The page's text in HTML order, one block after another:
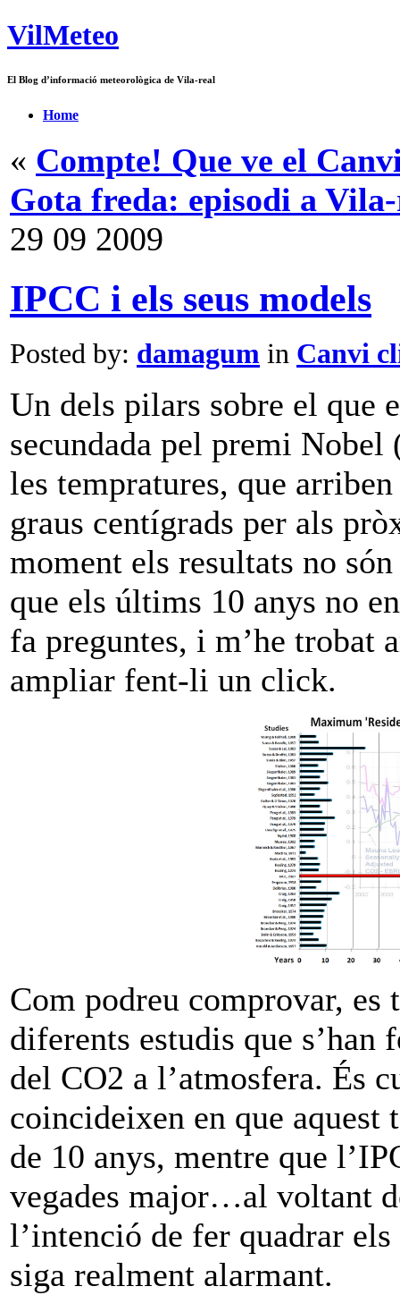
VilMeteo
El Blog d’informació meteorològica de Vila-real
Home
« Compte! Que ve el
Gota freda: episodi a
29 09 2009
IPCC i els seus models
Posted by: damagum in Canvi
Un dels pilars sobre el que
secundada pel premi
les tempratures, que
graus centígrads per als
moment els resultats no
que els últims 10 anys no
fa preguntes, i m’he trobat
ampliar fent-li un click.
Com podreu comprovar, es
diferents estudis que s’han
del CO2 a l’atmosfera. És
coincideixen en que
de 10 anys, mentre que
vegades major…al voltant
l’intenció de fer quadrar
siga realment alarmant.